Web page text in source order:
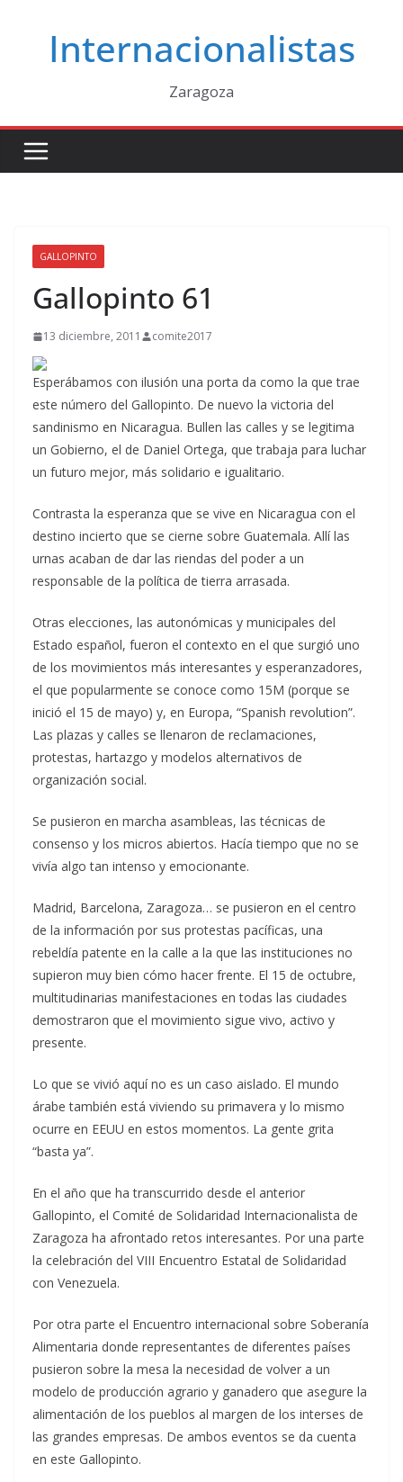
contenidoInternacionalistas
Zaragoza
GALLOPINTO
Gallopinto 61
13 diciembre, 2011 comite2017
Esperábamos con ilusión una porta da como la que trae
este número del Gallopinto. De nuevo la victoria del
sandinismo en Nicaragua. Bullen las calles y se legitima
un Gobierno, el de Daniel Ortega, que trabaja para luchar
un futuro mejor, más solidario e igualitario.
Contrasta la esperanza que se vive en Nicaragua con el
destino incierto que se cierne sobre Guatemala. Allí las
urnas acaban de dar las riendas del poder a un
responsable de la política de tierra arrasada.
Otras elecciones, las autonómicas y municipales del
Estado español, fueron el contexto en el que surgió uno
de los movimientos más interesantes y esperanzadores,
el que popularmente se conoce como 15M (porque se
inició el 15 de mayo) y, en Europa, “Spanish revolution”.
Las plazas y calles se llenaron de reclamaciones,
protestas, hartazgo y modelos alternativos de
organización social.
Se pusieron en marcha asambleas, las técnicas de
consenso y los micros abiertos. Hacía tiempo que no se
vivía algo tan intenso y emocionante.
Madrid, Barcelona, Zaragoza… se pusieron en el centro
de la información por sus protestas pacíficas, una
rebeldía patente en la calle a la que las instituciones no
supieron muy bien cómo hacer frente. El 15 de octubre,
multitudinarias manifestaciones en todas las ciudades
demostraron que el movimiento sigue vivo, activo y
presente.
Lo que se vivió aquí no es un caso aislado. El mundo
árabe también está viviendo su primavera y lo mismo
ocurre en EEUU en estos momentos. La gente grita
“basta ya”.
En el año que ha transcurrido desde el anterior
Gallopinto, el Comité de Solidaridad Internacionalista de
Zaragoza ha afrontado retos interesantes. Por una parte
la celebración del VIII Encuentro Estatal de Solidaridad
con Venezuela.
Por otra parte el Encuentro internacional sobre Soberanía
Alimentaria donde representantes de diferentes países
pusieron sobre la mesa la necesidad de volver a un
modelo de producción agrario y ganadero que asegure la
alimentación de los pueblos al margen de los interses de
las grandes empresas. De ambos eventos se da cuenta
en este Gallopinto.